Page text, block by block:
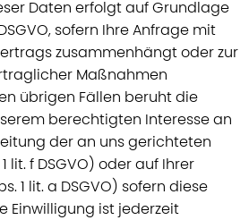
Daten erfolgt auf Grundlage
sofern Ihre Anfrage mit
zusammenhängt oder zur
Maßnahmen
übrigen Fällen beruht die
berechtigten Interesse an
der an uns gerichteten
lit. f DSGVO) oder auf Ihrer
1 lit. a DSGVO) sofern diese
Einwilligung ist jederzeit